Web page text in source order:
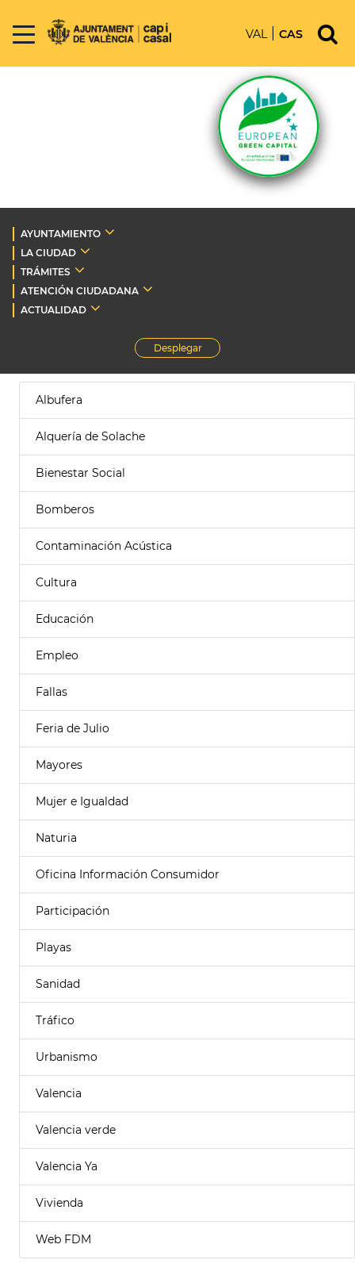
VAL CAS
AYUNTAMIENTO
LA CIUDAD
TRÁMITES
ATENCIÓN CIUDADANA
ACTUALIDAD
Desplegar
Albufera
Alquería de Solache
Bienestar Social
Bomberos
Contaminación Acústica
Cultura
Educación
Empleo
Fallas
Feria de Julio
Mayores
Mujer e Igualdad
Naturia
Oficina Información Consumidor
Participación
Playas
Sanidad
Tráfico
Urbanismo
Valencia
Valencia verde
Valencia Ya
Vivienda
Web FDM